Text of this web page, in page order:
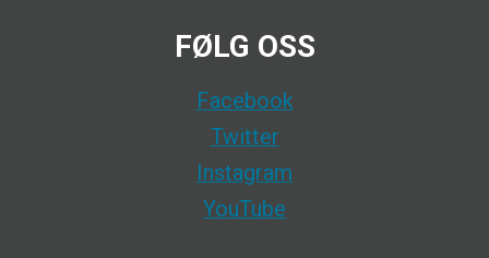
FØLG OSS
Facebook
Twitter
Instagram
YouTube